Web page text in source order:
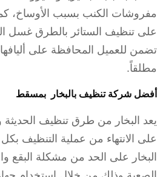
مفروشات الكنب بسبب الأوساخ،
على تنظيف الستائر بالطرق غسل
تضمن للعميل المحافظة على أليافها
مطلقاً.
أفضل شركة تنظيف بالبخار بمسقط
يعد البخار من طرق تنظيف الحديثة
على الانتهاء من عملية التنظيف
البخار على الحد من مشكلة البقع